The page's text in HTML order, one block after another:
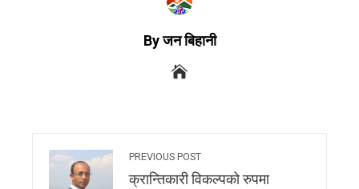
By जन बिहानी
PREVIOUS POST
क्रान्तिकारी विकल्पको रुपमा